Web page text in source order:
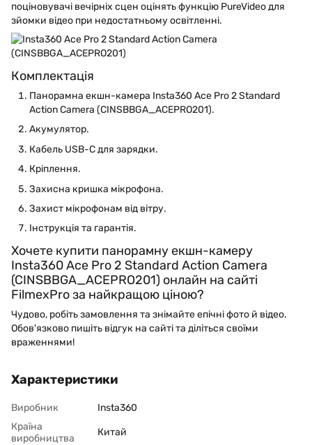
поціновувачі вечірніх сцен оцінять функцію PureVideo для
зйомки відео при недостатньому освітленні.
Комплектація
Панорамна екшн-камера Insta360 Ace Pro 2 Standard
Action Camera (CINSBBGA_ACEPRO201).
Акумулятор.
Кабель USB-C для зарядки.
Кріплення.
Захисна кришка мікрофона.
Захист мікрофонам від вітру.
Інструкція та гарантія.
Хочете купити панорамну екшн-камеру
Insta360 Ace Pro 2 Standard Action Camera
(CINSBBGA_ACEPRO201) онлайн на сайті
FilmexPro за найкращою ціною?
Чудово, робіть замовлення та знімайте епічні фото й відео.
Обов'язково пишіть відгук на сайті та діліться своїми
враженнями!
Характеристики
Виробник
Insta360
Країна
виробництва
Китай